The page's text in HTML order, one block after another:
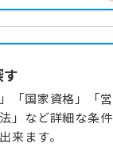
「国家資格」「営
」など詳細な条件
来ます。